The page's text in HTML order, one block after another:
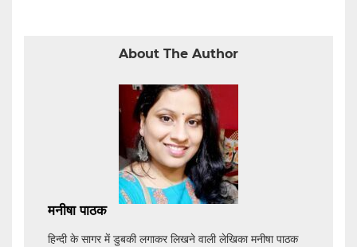
About The Author
मनीषा पाठक
हिन्दी के सागर में डुबकी लगाकर लिखने वाली लेखिका मनीषा पाठक